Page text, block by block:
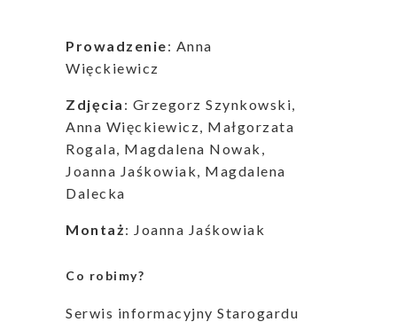
Prowadzenie: Anna
Więckiewicz
Zdjęcia : Grzegorz Szynkowski,
Anna Więckiewicz, Małgorzata
Rogala, Magdalena Nowak,
Joanna Jaśkowiak, Magdalena
Dalecka
Montaż: Joanna Jaśkowiak
Co robimy?
Serwis informacyjny Starogardu